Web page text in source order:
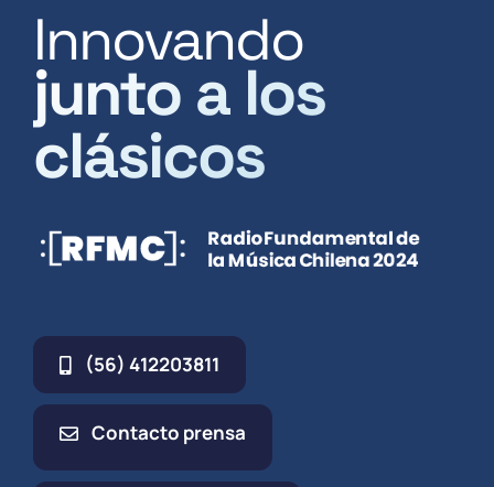
Innovando
junto a los
clásicos
(56) 412203811
Contacto prensa